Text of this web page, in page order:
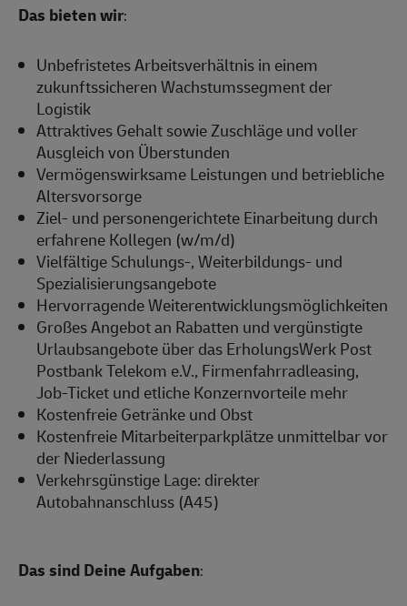
Das bieten wir:
Unbefristetes Arbeitsverhältnis in einem
zukunftssicheren Wachstumssegment der
Logistik
Attraktives Gehalt sowie Zuschläge und voller
Ausgleich von Überstunden
Vermögenswirksame Leistungen und betriebliche
Altersvorsorge
Ziel- und personengerichtete Einarbeitung durch
erfahrene Kollegen (w/m/d)
Vielfältige Schulungs-, Weiterbildungs- und
Spezialisierungsangebote
Hervorragende Weiterentwicklungsmöglichkeiten
Großes Angebot an Rabatten und vergünstigte
Urlaubsangebote über das ErholungsWerk Post
Postbank Telekom e.V., Firmenfahrradleasing,
Job-Ticket und etliche Konzernvorteile mehr
Kostenfreie Getränke und Obst
Kostenfreie Mitarbeiterparkplätze unmittelbar vor
der Niederlassung
Verkehrsgünstige Lage: direkter
Autobahnanschluss (A45)
Das sind Deine Aufgaben: